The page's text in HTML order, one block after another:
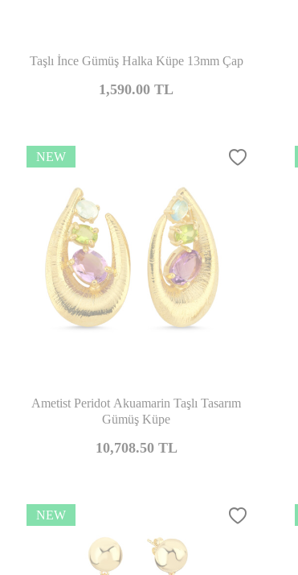
Taşlı İnce Gümüş Halka Küpe 13mm Çap
1,590.00 TL
NEW
Ametist Peridot Akuamarin Taşlı Tasarım
Gümüş Küpe
10,708.50TL
NEW